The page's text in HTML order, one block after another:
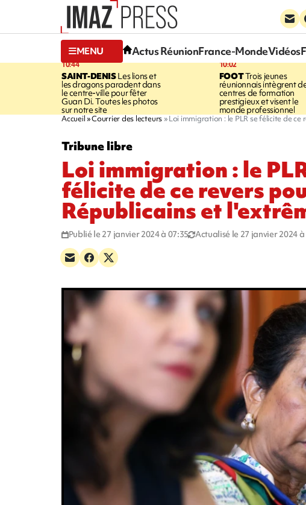
MENU Actus RéunionFrance-MondeVidéos
10:44
SAINT-DENISLes lions et
les dragons paradent dans
le centre-ville pour fêter
Guan Di. Toutes les photos
sur notre site
10:02
FOOTTrois jeunes
réunionnais intègrent
centres de formation
prestigieux et visent le
monde professionnel
Accueil Courrier des lecteurs Loi immigration : le PLR se félicite de
Tribune libre
Loi immigration : le
félicite de ce revers
Républicains et
Publié le 27 janvier 2024 à 07:35 Actualisé le 27 janvier 2024 à